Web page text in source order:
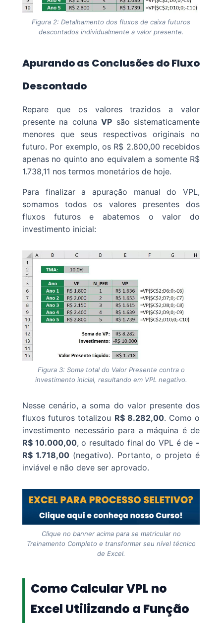
Figura 2: Detalhamento dos fluxos de caixa futuros
descontados individualmente a valor presente.
Apurando as Conclusões do Fluxo
Descontado
Repare que os valores trazidos a valor
presente na colunaVP são sistematicamente
menores que seus respectivos originais no
futuro. Por exemplo, os R$ 2.800,00 recebidos
apenas no quinto ano equivalem a somente R$
1.738,11 nos termos monetários de hoje.
Para finalizar a apuração manual do VPL,
somamos todos os valores presentes dos
fluxos futuros e abatemos o valor do
investimento inicial:
Figura 3: Soma total do Valor Presente contra o
investimento inicial, resultando em VPL negativo.
Nesse cenário, a soma do valor presente dos
fluxos futuros totalizou R$ 8.282,00. Como o
investimento necessário para a máquina é de
R$ 10.000,00, o resultado final do VPL é de -
R$ 1.718,00 (negativo). Portanto, o projeto é
inviável e não deve ser aprovado.
Clique no banner acima para se matricular no
Treinamento Completo e transformar seu nível técnico
de Excel.
Como Calcular VPL no
Excel Utilizando a Função